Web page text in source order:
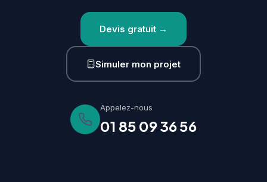
Devis gratuit →
Simuler mon projet
Appelez-nous
01 85 09 36 56